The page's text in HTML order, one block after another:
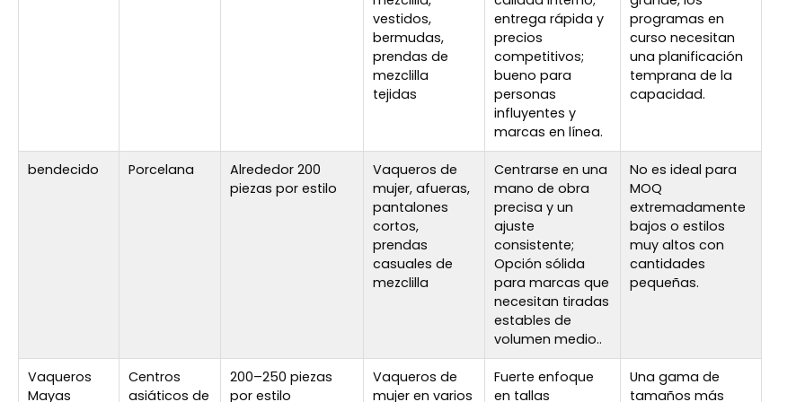
vestidos,
bermudas,
prendas de
mezclilla
tejidas
entrega rápida y
precios
competitivos;
bueno para
personas
influyentes y
marcas en línea.
programas en
curso necesitan
una planificación
temprana de la
capacidad.
bendecido Porcelana
Alrededor 200
piezas por estilo
Vaqueros de
mujer, afueras,
pantalones
cortos,
prendas
casuales de
mezclilla
Centrarse en una
mano de obra
precisa y un
ajuste
consistente;
Opción sólida
para marcas que
necesitan tiradas
estables de
volumen medio..
No es ideal para
MOQ
extremadamente
bajos o estilos
muy altos con
cantidades
pequeñas.
Vaqueros
Mayas
Centros
asiáticos de
200–250 piezas
por estilo
Vaqueros de
mujer en varios
Fuerte enfoque
en tallas
Una gama de
tamaños más